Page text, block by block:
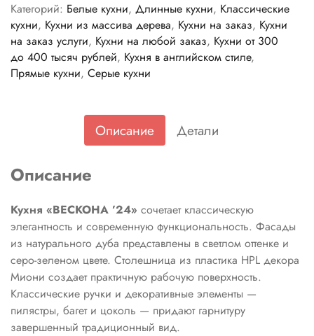
Категорий: Белые кухни, Длинные кухни, Классические
кухни, Кухни из массива дерева, Кухни на заказ, Кухни
на заказ услуги, Кухни на любой заказ, Кухни от 300
до 400 тысяч рублей, Кухня в английском стиле,
Прямые кухни, Серые кухни
Описание Детали
Описание
Кухня «ВЕСКОНА ’24» сочетает классическую
элегантность и современную функциональность. Фасады
из натурального дуба представлены в светлом оттенке и
серо-зеленом цвете. Столешница из пластика HPL декора
Миони создает практичную рабочую поверхность.
Классические ручки и декоративные элементы —
пилястры, багет и цоколь — придают гарнитуру
завершенный традиционный вид.